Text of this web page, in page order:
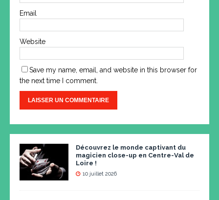
Email
Website
Save my name, email, and website in this browser for
the next time I comment.
Découvrez le monde captivant du
magicien close-up en Centre-Val de
Loire !
10 juillet 2026